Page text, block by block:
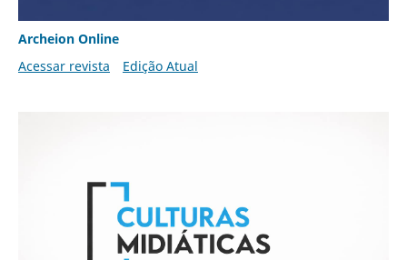
Archeion Online
Acessar revista
Edição Atual